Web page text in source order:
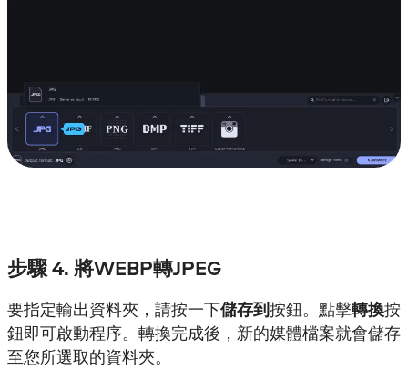
步驟 4. 將WEBP轉JPEG
要指定輸出資料夾，請按一下儲存到按鈕。點擊轉換按
鈕即可啟動程序。轉換完成後，新的媒體檔案就會儲存
至您所選取的資料夾。